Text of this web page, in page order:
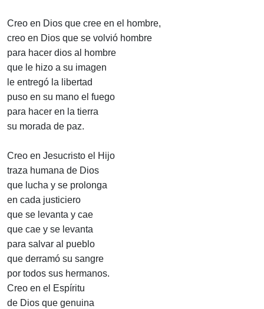
Creo en Dios que cree en el hombre,
creo en Dios que se volvió hombre
para hacer dios al hombre
que le hizo a su imagen
le entregó la libertad
puso en su mano el fuego
para hacer en la tierra
su morada de paz.
Creo en Jesucristo el Hijo
traza humana de Dios
que lucha y se prolonga
en cada justiciero
que se levanta y cae
que cae y se levanta
para salvar al pueblo
que derramó su sangre
por todos sus hermanos.
Creo en el Espíritu
de Dios que genuina